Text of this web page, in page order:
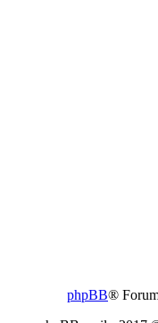
phpBB®